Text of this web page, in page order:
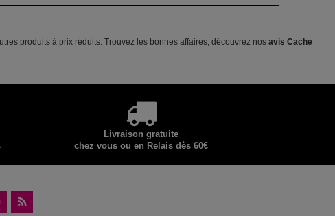
produits à prix réduits. Trouvez les bonnes affaires, découvrez nos avis Cache
Livraison gratuite
chez vous ou en Relais dès 60€